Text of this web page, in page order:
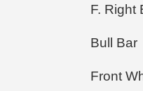
F. Right
Bull Bar
Front